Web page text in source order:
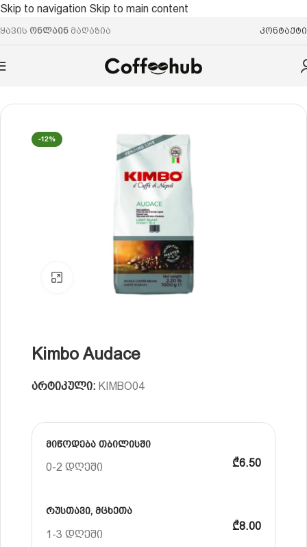
Skip to navigation Skip to main content
ყავის ონლაინ მაღაზია კონტაქტი
-12%
Click to enlarge
Kimbo Audace
არტიკული: KIMBO04
მიწოდება თბილისში
0-2 დღეში ₾6.50
რუსთავი, მცხეთა
1-3 დღეში
₾8.00